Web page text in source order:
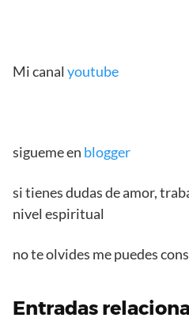
Mi canal youtube
sigueme en blogger
si tienes dudas de amor,
nivel espiritual
no te olvides me puedes
Entradas